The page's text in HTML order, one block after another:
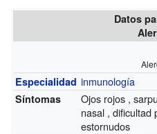
Datos
Especialidad inmunología
Síntomas
Ojos rojos ,
nasal , dificultad
estornudos